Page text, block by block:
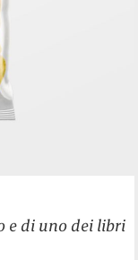
e di uno dei libri